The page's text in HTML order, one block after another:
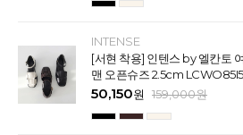
INTENSE
[서현 착용] 인텐스 by 엘칸토
맨 오픈슈즈 2.5cm
50,150원 159,000원